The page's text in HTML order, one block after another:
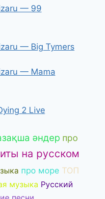
— 99
— Big Tymers
— Mama
2 Live
әндер про
на русском
про море ТОП
музыка Русский